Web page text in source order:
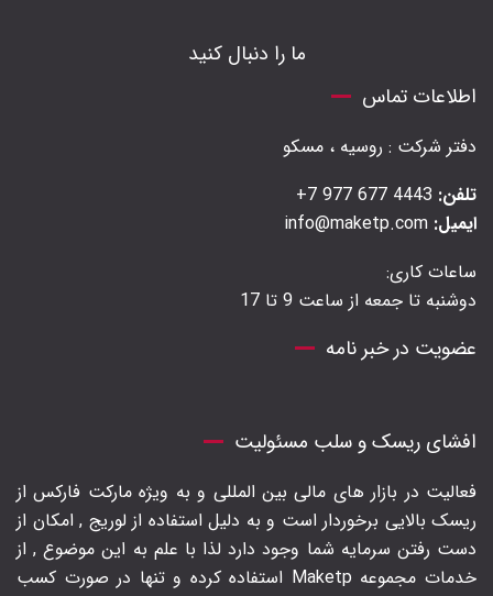
ما را دنبال کنید
اطلاعات تماس
دفتر شرکت : روسیه ، مسکو
تلفن:
ایمیل:
ساعات کاری:
دوشنبه تا جمعه از ساعت 9 تا 17
عضویت در خبر نامه
افشای ریسک و سلب مسئولیت
فعالیت در بازار های مالی بین المللی و به ویژه مارکت فارکس از
ریسک بالایی برخوردار است و به دلیل استفاده از لوریج , امکان از
دست رفتن سرمایه شما وجود دارد لذا با علم به این موضوع , از
خدمات مجموعه Maketp استفاده کرده و تنها در صورت کسب